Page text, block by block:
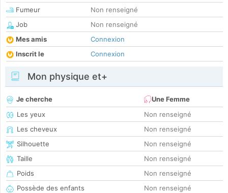
Fumeur
Non renseigné
Job
Non renseigné
Mes amis
Connexion
Inscrit le
Connexion
Mon physique et+
Je cherche
Une Femme
Les yeux
Non renseigné
Les cheveux
Non renseigné
Silhouette
Non renseigné
Taille
Non renseigné
Poids
Non renseigné
Possède des enfants
Non renseigné